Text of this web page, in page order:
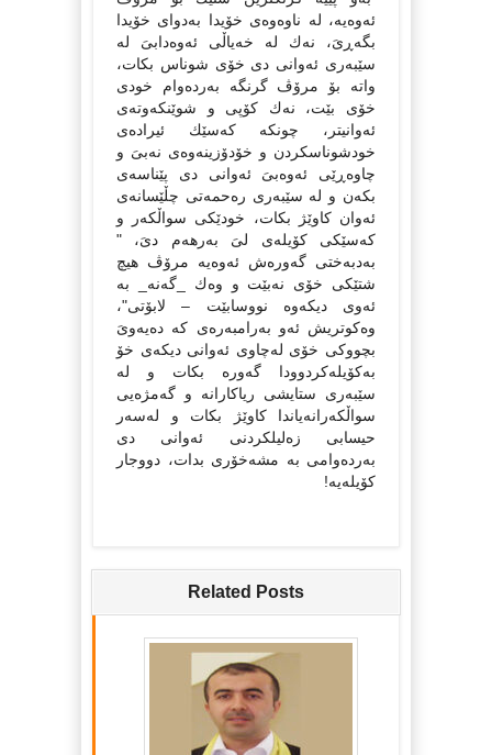
ئەوەیە، لە ناوەوەى خۆیدا بەدواى خۆیدا
بگەڕىَ، نەك لە خەیاڵى ئەوەدابىَ لە
سێبەرى ئەوانى دى خۆى شوناس بكات،
واتە بۆ مرۆڤ گرنگە بەردەوام خودى
خۆى بێت، نەك كۆپى و شوێنكەوتەى
ئەوانیتر، چونكە كەسێك ئیرادەى
خودشوناسكردن و خۆدۆزینەوەى نەبىَ و
چاوەڕێى ئەوەبىَ ئەوانى دى پێناسەى
بكەن و لە سێبەرى رەحمەتى چڵێسانەى
ئەوان كاوێژ بكات، خودێكى سواڵكەر و
كەسێكى كۆیلەى لىَ بەرهەم دىَ، "
بەدبەختى گەورەش ئەوەیە مرۆڤ هیچ
شتێكى خۆى نەبێت و وەك _گەنە_ بە
ئەوى دیكەوە نووسابێت – لابۆتى"،
وەكوتریش ئەو بەرامبەرەى كە دەیەوىَ
بچووكى خۆى لەچاوى ئەوانى دیكەى خۆ
بەكۆیلەكردوودا گەورە بكات و لە
سێبەرى ستایشى ریاكارانە و گەمژەیى
سواڵكەرانەیاندا كاوێژ بكات و لەسەر
حیسابى زەلیلكردنى ئەوانى دى
بەردەوامى بە مشەخۆرى بدات، دووجار
كۆیلەیە!
Related Posts